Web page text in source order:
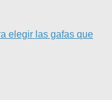
elegir las gafas que